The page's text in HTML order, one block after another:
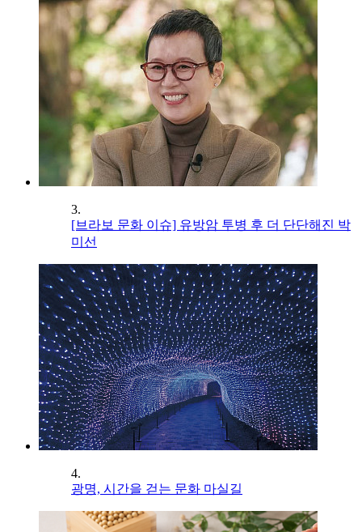
3.
[브라보 문화 이슈] 유방암 투병 후 더 단단해진 박
미선
4.
광명, 시간을 걷는 문화 마실길